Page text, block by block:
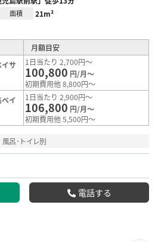
面積 21m²
月額目安
イサ
1日当たり 2,700円～
100,800 円/月～
初期費用他 8,800円～
イ
1日当たり 2,900円～
106,800 円/月～
初期費用他 5,500円～
風呂･トイレ別
電話する